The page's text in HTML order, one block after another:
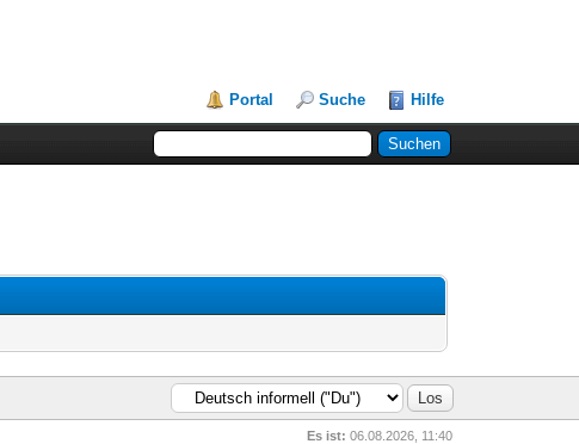
Portal Suche Hilfe
Es ist: 06.08.2026, 11:40